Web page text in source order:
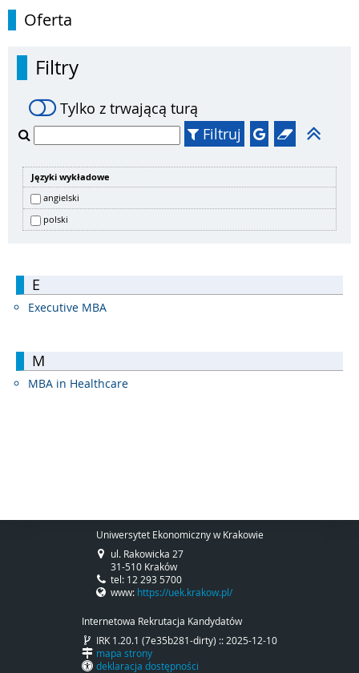
Oferta
Filtry
Tylko z trwającą turą
Filtruj
Języki wykładowe
angielski
polski
E
Executive MBA
M
MBA in Healthcare
Uniwersytet Ekonomiczny w Krakowie
ul. Rakowicka 27
31-510 Kraków
tel: 12 293 5700
www: https://uek.krakow.pl/
Internetowa Rekrutacja Kandydatów
IRK 1.20.1 (7e35b281-dirty) :: 2025-12-10
mapa strony
deklaracja dostępności